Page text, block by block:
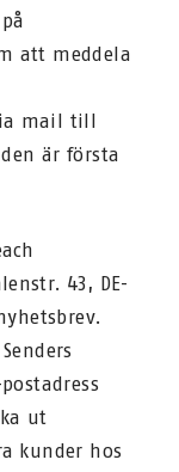
att meddela
mail till
är första
43, DE-
ut
kunder hos